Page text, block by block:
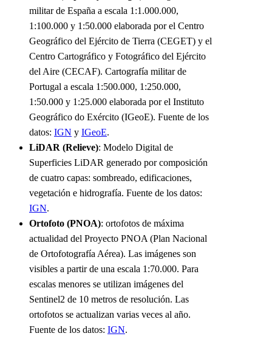
militar de España a escala 1:1.000.000,
1:100.000 y 1:50.000 elaborada por el Centro
Geográfico del Ejército de Tierra (CEGET) y el
Centro Cartográfico y Fotográfico del Ejército
del Aire (CECAF). Cartografía militar de
Portugal a escala 1:500.000, 1:250.000,
1:50.000 y 1:25.000 elaborada por el Instituto
Geográfico do Exército (IGeoE). Fuente de los
datos: IGN y IGeoE.
LiDAR (Relieve): Modelo Digital de
Superficies LiDAR generado por composición
de cuatro capas: sombreado, edificaciones,
vegetación e hidrografía. Fuente de los datos:
IGN.
Ortofoto (PNOA): ortofotos de máxima
actualidad del Proyecto PNOA (Plan Nacional
de Ortofotografía Aérea). Las imágenes son
visibles a partir de una escala 1:70.000. Para
escalas menores se utilizan imágenes del
Sentinel2 de 10 metros de resolución. Las
ortofotos se actualizan varias veces al año.
Fuente de los datos: IGN.